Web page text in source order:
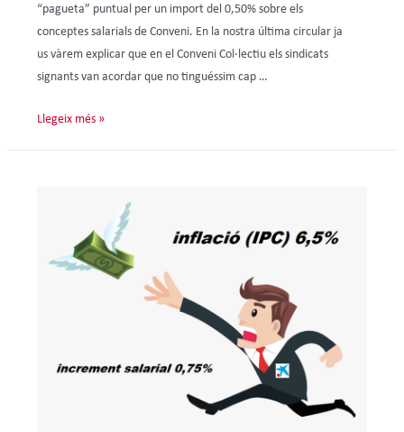
“pagueta” puntual per un import del 0,50% sobre els
conceptes salarials de Conveni. En la nostra última circular ja
us vàrem explicar que en el Conveni Col·lectiu els sindicats
signants van acordar que no tinguéssim cap …
Llegeix més »